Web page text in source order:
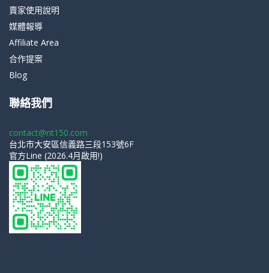
賣家使用說明
媒體報導
Affiliate Area
合作提案
Blog
聯絡我們
contact@nt150.com
台北市大安區信義路三段153號6F
官方Line (2026.4月啟用!)